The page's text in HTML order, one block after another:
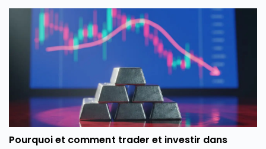
plus pertinents selon les thématiques dominantes
de l’année 2026.
Pourquoi et comment trader et investir dans